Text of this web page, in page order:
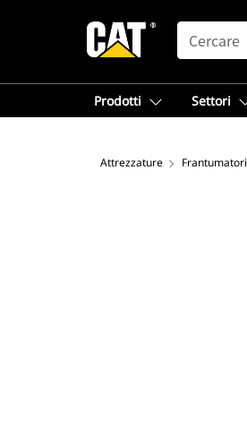
SEARCH
Prodotti Settori
Attrezzature Frantumatori